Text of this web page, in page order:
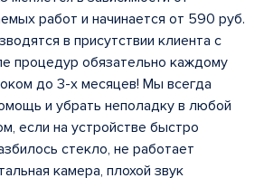
работ и начинается от 590 руб.
в присутствии клиента с
процедур обязательно каждому
до 3-х месяцев! Мы всегда
и убрать неполадку в любой
если на устройстве быстро
стекло, не работает
камера, плохой звук